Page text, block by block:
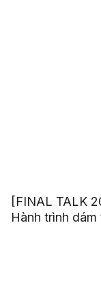
[FINAL TALK
Hành trình